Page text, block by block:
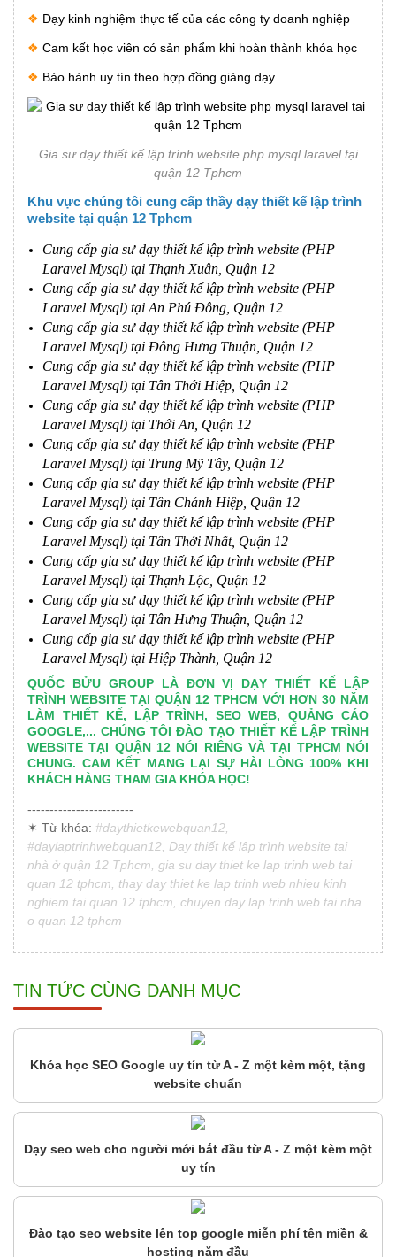
❖ Dạy kinh nghiệm thực tế của các công ty doanh nghiệp
❖ Cam kết học viên có sản phẩm khi hoàn thành khóa học
❖ Bảo hành uy tín theo hợp đồng giảng dạy
Gia sư dạy thiết kế lập trình website php mysql laravel tại
quận 12 Tphcm
Khu vực chúng tôi cung cấp thầy dạy thiết kế lập trình
website tại quận 12 Tphcm
Cung cấp gia sư dạy thiết kế lập trình website (PHP
Laravel Mysql) tại Thạnh Xuân, Quận 12
Cung cấp gia sư dạy thiết kế lập trình website (PHP
Laravel Mysql) tại An Phú Đông, Quận 12
Cung cấp gia sư dạy thiết kế lập trình website (PHP
Laravel Mysql) tại Đông Hưng Thuận, Quận 12
Cung cấp gia sư dạy thiết kế lập trình website (PHP
Laravel Mysql) tại Tân Thới Hiệp, Quận 12
Cung cấp gia sư dạy thiết kế lập trình website (PHP
Laravel Mysql) tại Thới An, Quận 12
Cung cấp gia sư dạy thiết kế lập trình website (PHP
Laravel Mysql) tại Trung Mỹ Tây, Quận 12
Cung cấp gia sư dạy thiết kế lập trình website (PHP
Laravel Mysql) tại Tân Chánh Hiệp, Quận 12
Cung cấp gia sư dạy thiết kế lập trình website (PHP
Laravel Mysql) tại Tân Thới Nhất, Quận 12
Cung cấp gia sư dạy thiết kế lập trình website (PHP
Laravel Mysql) tại Thạnh Lộc, Quận 12
Cung cấp gia sư dạy thiết kế lập trình website (PHP
Laravel Mysql) tại Tân Hưng Thuận, Quận 12
Cung cấp gia sư dạy thiết kế lập trình website (PHP
Laravel Mysql) tại Hiệp Thành, Quận 12
QUỐC BỬU GROUP LÀ ĐƠN VỊ DẠY THIẾT KẾ LẬP
TRÌNH WEBSITE TẠI QUẬN 12 TPHCM VỚI HƠN 30 NĂM
LÀM THIẾT KẾ, LẬP TRÌNH, SEO WEB, QUẢNG CÁO
GOOGLE,... CHÚNG TÔI ĐÀO TẠO THIẾT KẾ LẬP TRÌNH
WEBSITE TẠI QUẬN 12 NÓI RIÊNG VÀ TẠI TPHCM NÓI
CHUNG. CAM KẾT MANG LẠI SỰ HÀI LÒNG 100% KHI
KHÁCH HÀNG THAM GIA KHÓA HỌC!
------------------------
✶ Từ khóa: #daythietkewebquan12,
#daylaptrinhwebquan12, Dạy thiết kế lập trình website tại
nhà ở quận 12 Tphcm, gia su day thiet ke lap trinh web tai
quan 12 tphcm, thay day thiet ke lap trinh web nhieu kinh
nghiem tai quan 12 tphcm, chuyen day lap trinh web tai nha
o quan 12 tphcm
TIN TỨC CÙNG DANH MỤC
Khóa học SEO Google uy tín từ A - Z một kèm một, tặng
website chuẩn
Dạy seo web cho người mới bắt đầu từ A - Z một kèm một
uy tín
Đào tạo seo website lên top google miễn phí tên miền &
hosting năm đầu